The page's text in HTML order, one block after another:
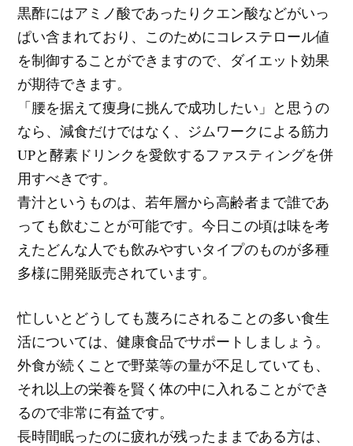
黒酢にはアミノ酸であったりクエン酸などがいっ
ぱい含まれており、このためにコレステロール値
を制御することができますので、ダイエット効果
が期待できます。
「腰を据えて痩身に挑んで成功したい」と思うの
なら、減食だけではなく、ジムワークによる筋力
UPと酵素ドリンクを愛飲するファスティングを併
用すべきです。
青汁というものは、若年層から高齢者まで誰であ
っても飲むことが可能です。今日この頃は味を考
えたどんな人でも飲みやすいタイプのものが多種
多様に開発販売されています。
忙しいとどうしても蔑ろにされることの多い食生
活については、健康食品でサポートしましょう。
外食が続くことで野菜等の量が不足していても、
それ以上の栄養を賢く体の中に入れることができ
るので非常に有益です。
長時間眠ったのに疲れが残ったままである方は、